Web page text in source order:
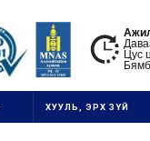
Цус
ХУУЛЬ, ЭРХ ЗҮЙ